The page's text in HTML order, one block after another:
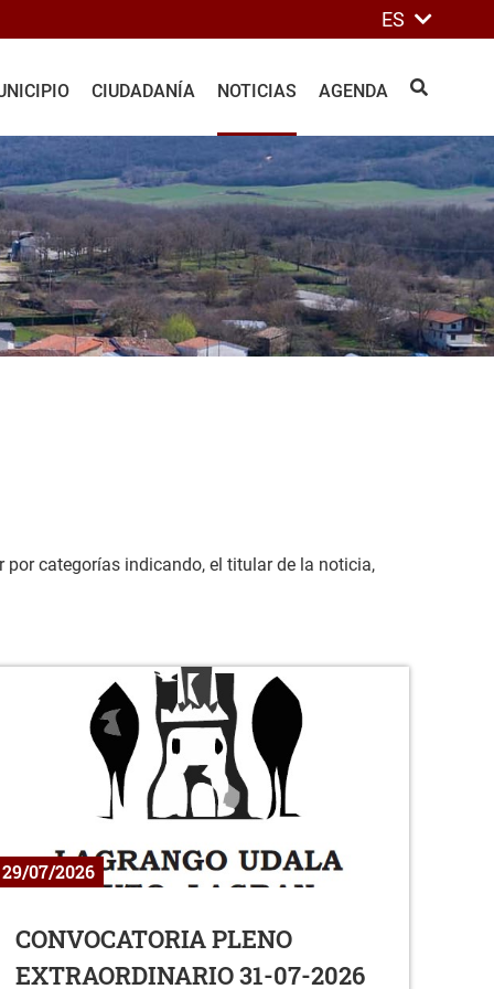
ES
CIUDADANÍA NOTICIAS AGENDA BUSCAR
categorías indicando, el titular de la noticia,
29/07/2026
CONVOCATORIA PLENO
EXTRAORDINARIO 31-07-2026